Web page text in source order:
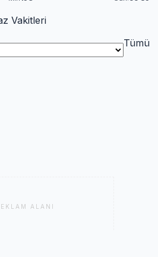
Vakitleri
Tümü
ALANI